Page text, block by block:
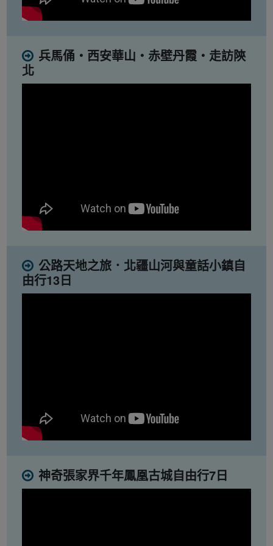
兵馬俑・西安華山・赤壁丹霞・走訪陝
北
公路天地之旅．北疆山河與童話小鎮自
由行13日
神奇張家界千年鳳凰古城自由行7日